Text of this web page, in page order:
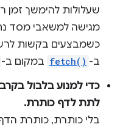
שעלולות להימשך זמן
מגישה למשאבי מסד
כשמבצעים בקשות
ב- fetch() במקום ב-
כדי למנוע בלבול
לתת לדף כותרת.